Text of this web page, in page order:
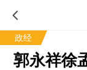
政经
郭永祥徐